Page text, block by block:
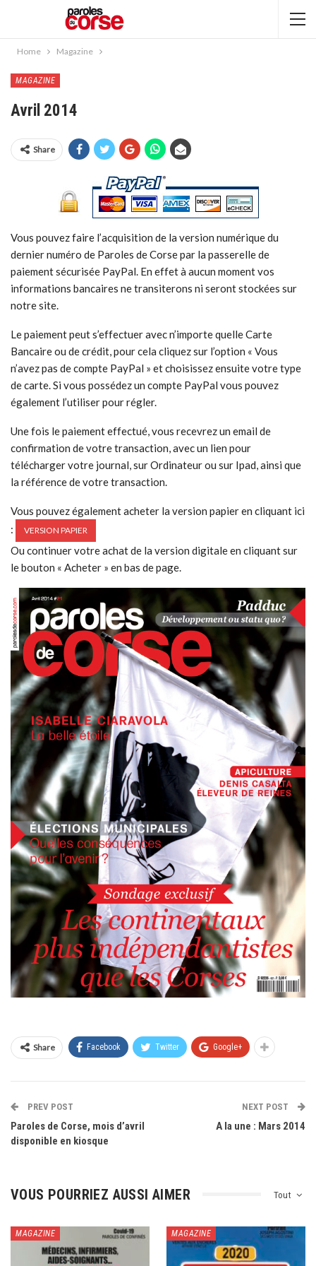
Home Magazine
MAGAZINE
Avril 2014
Share
Vous pouvez faire l’acquisition de la version numérique du
dernier numéro de Paroles de Corse par la passerelle de
paiement sécurisée PayPal. En effet à aucun moment vos
informations bancaires ne transiterons ni seront stockées sur
notre site.
Le paiement peut s’effectuer avec n’importe quelle Carte
Bancaire ou de crédit, pour cela cliquez sur l’option « Vous
n’avez pas de compte PayPal » et choisissez ensuite votre type
de carte. Si vous possédez un compte PayPal vous pouvez
également l’utiliser pour régler.
Une fois le paiement effectué, vous recevrez un email de
confirmation de votre transaction, avec un lien pour
télécharger votre journal, sur Ordinateur ou sur Ipad, ainsi que
la référence de votre transaction.
Vous pouvez également acheter la version papier en cliquant ici
:
VERSION PAPIER
Ou continuer votre achat de la version digitale en cliquant sur
le bouton « Acheter » en bas de page.
Share Facebook Twitter Google+
PREV POST
Paroles de Corse, mois d’avril
disponible en kiosque
NEXT POST
A la une : Mars 2014
Tout
VOUS POURRIEZ AUSSI AIMER
MAGAZINE MAGAZINE